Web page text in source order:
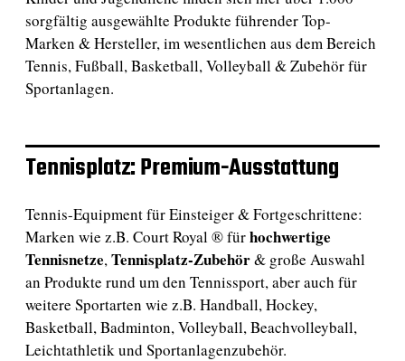
sorgfältig ausgewählte Produkte führender Top-
Marken & Hersteller, im wesentlichen aus dem Bereich
Tennis, Fußball, Basketball, Volleyball & Zubehör für
Sportanlagen.
Tennisplatz: Premium-Ausstattung
Tennis-Equipment für Einsteiger & Fortgeschrittene:
Marken wie z.B. Court Royal ® fürhochwertige
Tennisnetze,Tennisplatz-Zubehör& große Auswahl
an Produkte rund um den Tennissport, aber auch für
weitere Sportarten wie z.B. Handball, Hockey,
Basketball, Badminton, Volleyball, Beachvolleyball,
Leichtathletik und Sportanlagenzubehör.